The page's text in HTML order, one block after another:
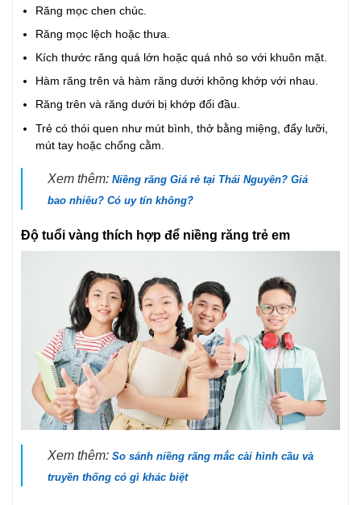
Răng mọc chen chúc.
Răng mọc lệch hoặc thưa.
Kích thước răng quá lớn hoặc quá nhỏ so với khuôn mặt.
Hàm răng trên và hàm răng dưới không khớp với nhau.
Răng trên và răng dưới bị khớp đối đầu.
Trẻ có thói quen như mút bình, thở bằng miệng, đẩy lưỡi,
mút tay hoặc chống cằm.
Xem thêm: Niềng răng Giá rẻ tại Thái Nguyên? Giá
bao nhiêu? Có uy tín không?
Độ tuổi vàng thích hợp để niềng răng trẻ em
Xem thêm: So sánh niềng răng mắc cài hình cầu và
truyền thống có gì khác biệt